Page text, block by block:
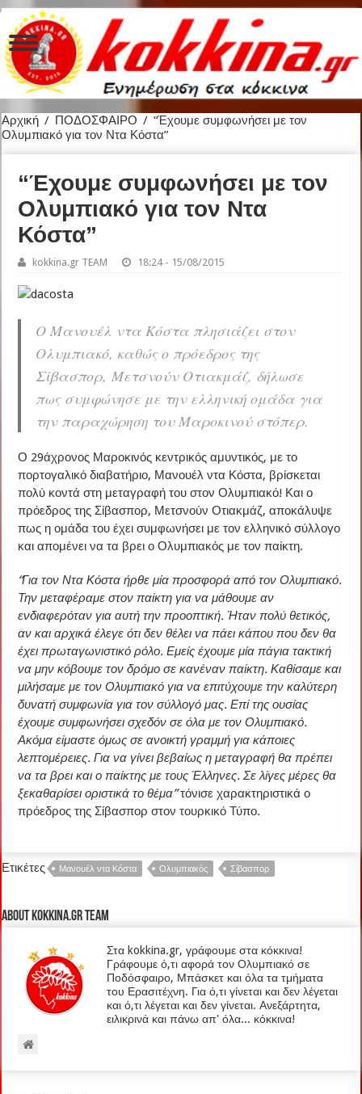
Αρχική / ΠΟΔΟΣΦΑΙΡΟ / “Έχουμε συμφωνήσει με τον
Ολυμπιακό για τον Ντα Κόστα”
“Έχουμε συμφωνήσει με τον
Ολυμπιακό για τον Ντα
Κόστα”
kokkina.gr TEAM 18:24 - 15/08/2015
O Μανουέλ ντα Κόστα πλησιάζει στον
Ολυμπιακό, καθώς ο πρόεδρος της
Σίβασπορ, Μετσνούν Οτιακμάζ, δήλωσε
πως συμφώνησε με την ελληνική ομάδα για
την παραχώρηση του Μαροκινού στόπερ.
Ο 29άχρονος Μαροκινός κεντρικός αμυντικός, με το
πορτογαλικό διαβατήριο, Μανουέλ ντα Κόστα, βρίσκεται
πολύ κοντά στη μεταγραφή του στον Ολυμπιακό! Και ο
πρόεδρος της Σίβασπορ, Μετσνούν Οτιακμάζ, αποκάλυψε
πως η ομάδα του έχει συμφωνήσει με τον ελληνικό σύλλογο
και απομένει να τα βρει ο Ολυμπιακός με τον παίκτη.
“Για τον Ντα Κόστα ήρθε μία προσφορά από τον Ολυμπιακό.
Την μεταφέραμε στον παίκτη για να μάθουμε αν
ενδιαφερόταν για αυτή την προοπτική. Ήταν πολύ θετικός,
αν και αρχικά έλεγε ότι δεν θέλει να πάει κάπου που δεν θα
έχει πρωταγωνιστικό ρόλο. Εμείς έχουμε μία πάγια τακτική
να μην κόβουμε τον δρόμο σε κανέναν παίκτη. Καθίσαμε και
μιλήσαμε με τον Ολυμπιακό για να επιτύχουμε την καλύτερη
δυνατή συμφωνία για τον σύλλογό μας. Επί της ουσίας
έχουμε συμφωνήσει σχεδόν σε όλα με τον Ολυμπιακό.
Ακόμα είμαστε όμως σε ανοικτή γραμμή για κάποιες
λεπτομέρειες. Για να γίνει βεβαίως η μεταγραφή θα πρέπει
να τα βρει και ο παίκτης με τους Έλληνες. Σε λίγες μέρες θα
ξεκαθαρίσει οριστικά το θέμα”τόνισε χαρακτηριστικά ο
πρόεδρος της Σίβασπορ στον τουρκικό Τύπο.
Ετικέτες Μανουέλ ντα Κόστα Ολυμπιακός Σίβασπορ
About kokkina.gr TEAM
Στα kokkina.gr, γράφουμε στα κόκκινα!
Γράφουμε ό,τι αφορά τον Ολυμπιακό σε
Ποδόσφαιρο, Μπάσκετ και όλα τα τμήματα
του Ερασιτέχνη. Για ό,τι γίνεται και δεν λέγεται
και ό,τι λέγεται και δεν γίνεται. Ανεξάρτητα,
ειλικρινά και πάνω απ' όλα... κόκκινα!